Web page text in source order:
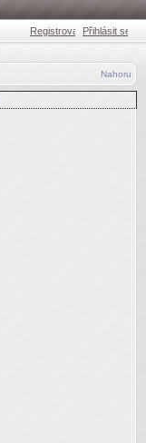
Registrovat •Přihlásit se
Nahoru